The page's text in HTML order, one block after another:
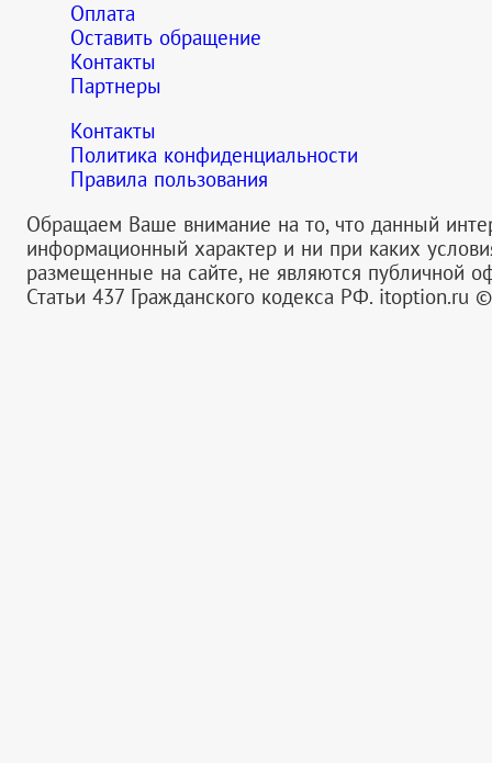
Оплата
Оставить обращение
Контакты
Партнеры
Контакты
Политика конфиденциальности
Правила пользования
Обращаем Ваше внимание на то, что данный
информационный характер и ни при каких
размещенные на сайте, не являются публичной
Статьи 437 Гражданского кодекса РФ. itoption.ru